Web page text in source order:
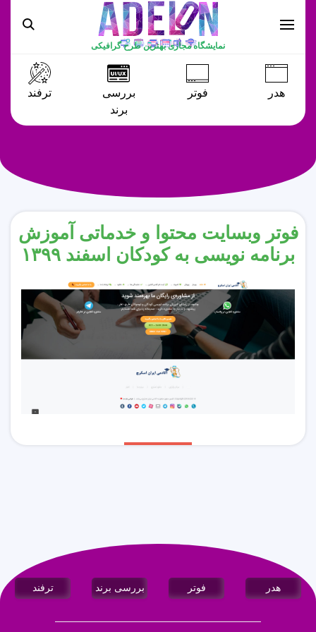
نمایشگاه مجازی بهترین طرح گرافیکی
هدر فوتر
بررسی
برند
ترفند
فوتر وبسایت محتوا و خدماتی آموزش
برنامه نویسی به کودکان اسفند ۱۳۹۹
هدر فوتر بررسی برند ترفند